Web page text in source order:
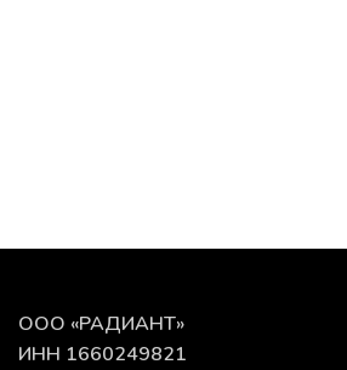
ООО «РАДИАНТ»
ИНН 1660249821